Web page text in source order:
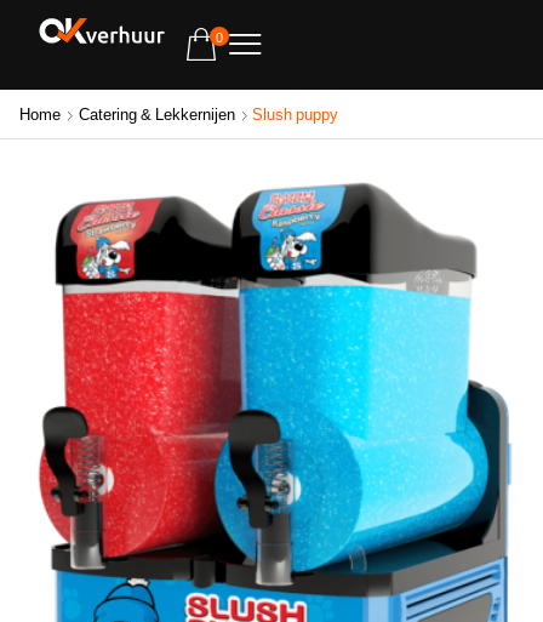
0
Home Catering & Lekkernijen Slush puppy